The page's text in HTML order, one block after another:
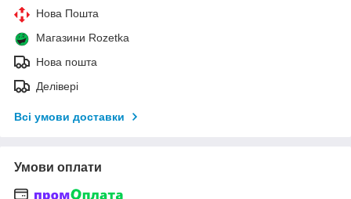
Нова Пошта
Магазини Rozetka
Нова пошта
Делівері
Всі умови доставки
Умови оплати